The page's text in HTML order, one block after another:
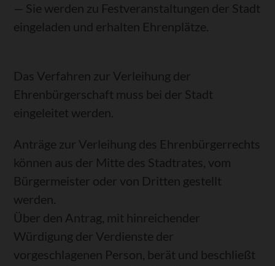
— Sie werden zu Festveranstaltungen der Stadt
eingeladen und erhalten Ehrenplätze.
Das Verfahren zur Verleihung der
Ehrenbürgerschaft muss bei der Stadt
eingeleitet werden.
Anträge zur Verleihung des Ehrenbürgerrechts
können aus der Mitte des Stadtrates, vom
Bürgermeister oder von Dritten gestellt
werden.
Über den Antrag, mit hinreichender
Würdigung der Verdienste der
vorgeschlagenen Person, berät und beschließt